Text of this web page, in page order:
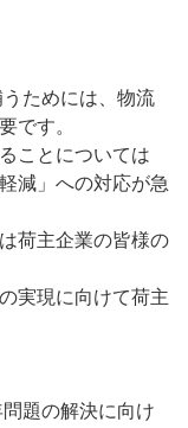
ためには、物流
です。
ことについては
減」への対応が急
荷主企業の皆様の
実現に向けて荷主
題の解決に向け